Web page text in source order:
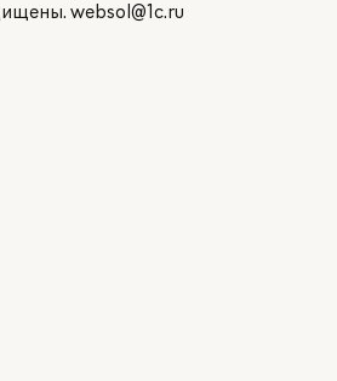
websol@1c.ru